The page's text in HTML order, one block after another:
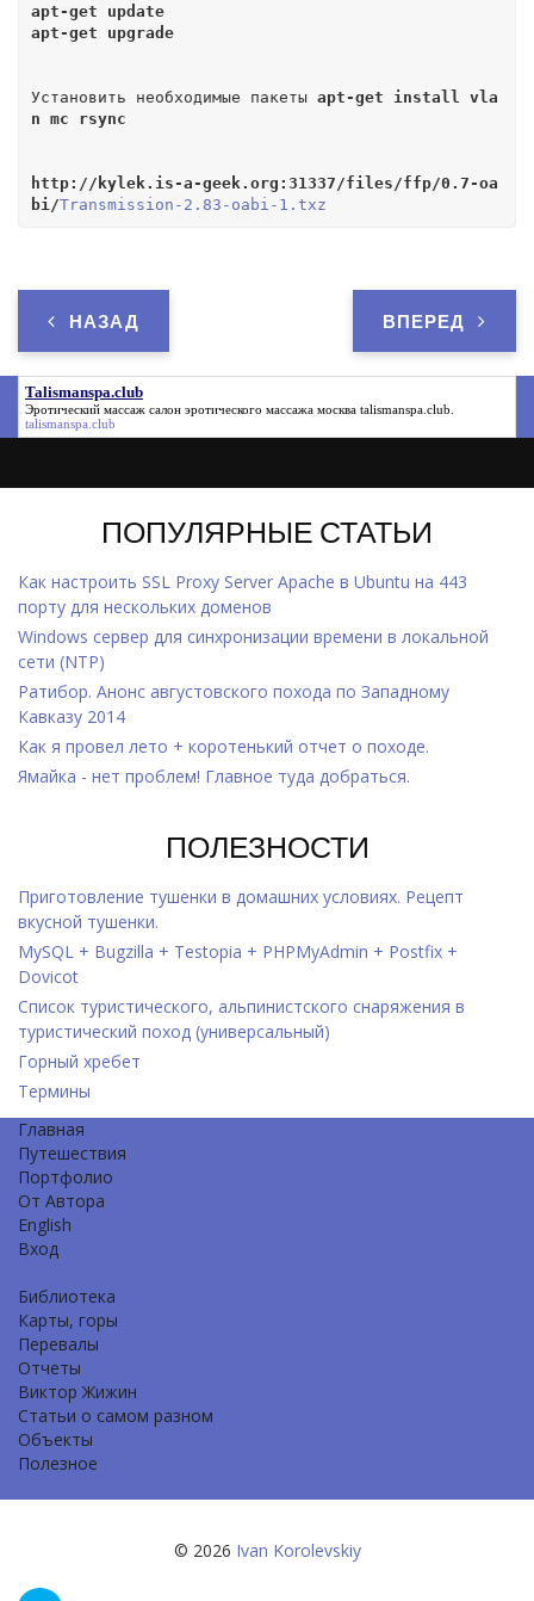
apt-get update
apt-get upgrade
Установить необходимые пакеты apt-get install vla
n mc rsync
http://kylek.is-a-geek.org:31337/files/ffp/0.7-oa
bi/Transmission-2.83-oabi-1.txz
НАЗАД ВПЕРЕД
Talismanspa.club
Эротический массаж салон эротического массажа москва talismanspa.club
talismanspa.club
ПОПУЛЯРНЫЕ СТАТЬИ
Как настроить SSL Proxy Server Apache в Ubuntu на 443
порту для нескольких доменов
Windows cервер для синхронизации времени в локальной
сети (NTP)
Ратибор. Анонс августовского похода по Западному
Кавказу 2014
Как я провел лето + коротенький отчет о походе.
Ямайка - нет проблем! Главное туда добраться.
ПОЛЕЗНОСТИ
Приготовление тушенки в домашних условиях. Рецепт
вкусной тушенки.
MySQL + Bugzilla + Testopia + PHPMyAdmin + Postfix +
Dovicot
Список туристического, альпинистского снаряжения в
туристический поход (универсальный)
Горный хребет
Термины
Главная
Путешествия
Портфолио
От Автора
English
Вход
Библиотека
Карты, горы
Перевалы
Отчеты
Виктор Жижин
Статьи о самом разном
Объекты
Полезное
© 2026 Ivan Korolevskiy